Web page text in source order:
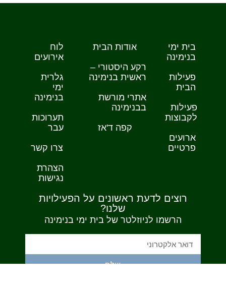
בית ימי
בנימינה
פעילות
הבית
פעילות
לקבוצות
ארועים
פרטיים
אודות הבית
רקע היסטורי –
ראשית בנימינה
אתרי מורשת
בבנימינה
קפה ד'אז
לוח
אירועים
גלרית
ימי
בנימינה
תערוכות
עבר
צרו קשר
הצהרת
נגישות
רוצים לדעת ראשונים על הפעילויות
שלנו?
הרשמו לניוזלטר של בית ימי בנימינה
שלח